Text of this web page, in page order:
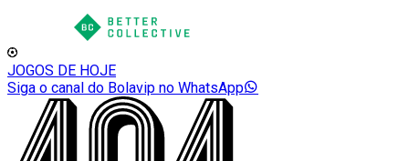
JOGOS DE HOJE
Siga o canal do Bolavip no WhatsApp